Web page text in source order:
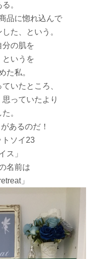
。
品に惚れ込んで
た、という。
分の肌を
というを
た私。
いたところ、
っていたより
。
あるのだ！
トソイ23
ス」
名前は
」